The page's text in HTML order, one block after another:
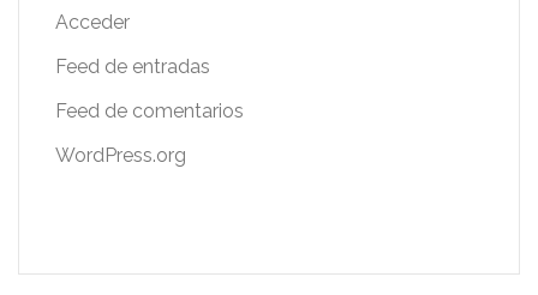
Acceder
Feed de entradas
Feed de comentarios
WordPress.org